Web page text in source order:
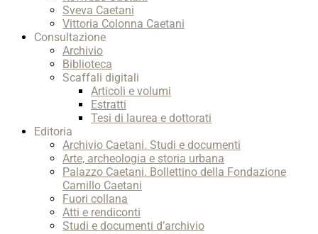
Sveva Caetani
Vittoria Colonna Caetani
Consultazione
Archivio
Biblioteca
Scaffali digitali
Articoli e volumi
Estratti
Tesi di laurea e dottorati
Editoria
Archivio Caetani. Studi e documenti
Arte, archeologia e storia urbana
Palazzo Caetani. Bollettino della Fondazione
Camillo Caetani
Fuori collana
Atti e rendiconti
Studi e documenti d’archivio